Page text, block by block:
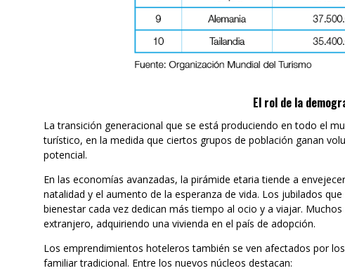
El rol de la
La transición generacional que se está produciendo en todo el
turístico, en la medida que ciertos grupos de población ganan
potencial.
En las economías avanzadas, la pirámide etaria tiende a
natalidad y el aumento de la esperanza de vida. Los jubilados
bienestar cada vez dedican más tiempo al ocio y a viajar.
extranjero, adquiriendo una vivienda en el país de adopción.
Los emprendimientos hoteleros también se ven afectados por
familiar tradicional. Entre los nuevos núcleos destacan: